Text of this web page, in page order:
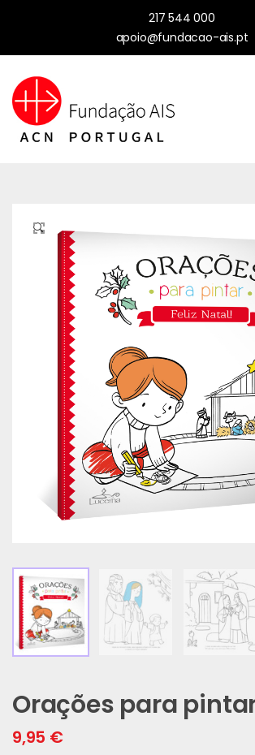
217 544 000
apoio@fundacao-ais.pt
🔍
Orações para
9,95 €